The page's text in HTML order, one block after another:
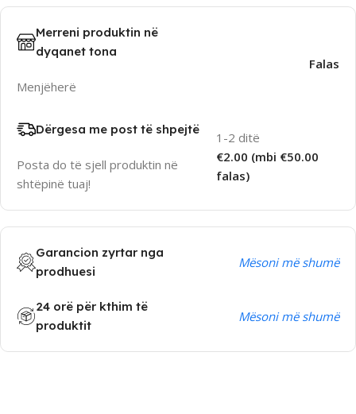
Merreni produktin në
dyqanet tona
Menjëherë
Falas
Dërgesa me post të shpejtë
Posta do të sjell produktin në
shtëpinë tuaj!
1-2 ditë
€2.00 (mbi €50.00
falas)
Garancion zyrtar nga
prodhuesi
Mësoni më shumë
24 orë për kthim të
produktit
Mësoni më shumë